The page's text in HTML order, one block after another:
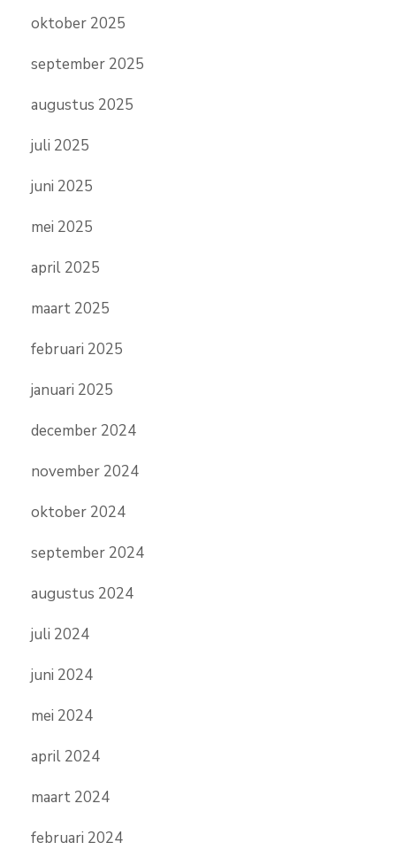
oktober 2025
september 2025
augustus 2025
juli 2025
juni 2025
mei 2025
april 2025
maart 2025
februari 2025
januari 2025
december 2024
november 2024
oktober 2024
september 2024
augustus 2024
juli 2024
juni 2024
mei 2024
april 2024
maart 2024
februari 2024